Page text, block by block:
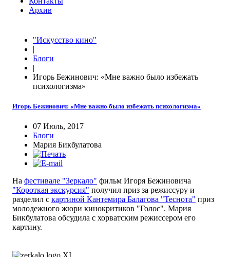
Архив
"Искусство кино"
|
Блоги
|
Игорь Бежинович: «Мне важно было избежать
психологизма»
Игорь Бежинович: «Мне важно было избежать психологизма»
07 Июль, 2017
Блоги
Мария Бикбулатова
На фестивале "Зеркало" фильм Игоря Бежиновича
"Короткая экскурсия" получил приз за режиссуру и
разделил с картиной Кантемира Балагова "Теснота" приз
молодежного жюри кинокритиков "Голос". Мария
Бикбулатова обсудила с хорватским режиссером его
картину.